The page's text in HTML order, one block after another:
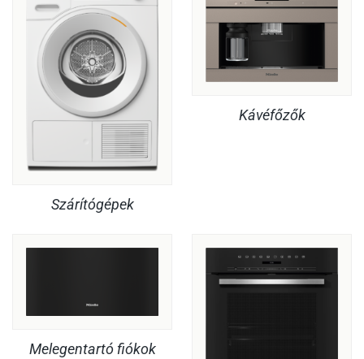
Szárítógépek
Kávéfőzők
Melegentartó fiókok